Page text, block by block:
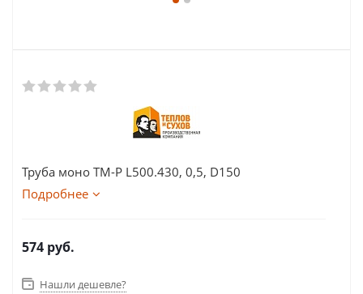
Труба моно ТМ-Р L500.430, 0,5, D150
Подробнее
574 руб.
Нашли дешевле?